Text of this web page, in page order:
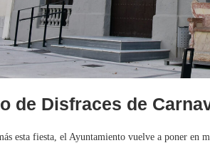
de Disfraces de
esta fiesta, el Ayuntamiento vuelve a poner en